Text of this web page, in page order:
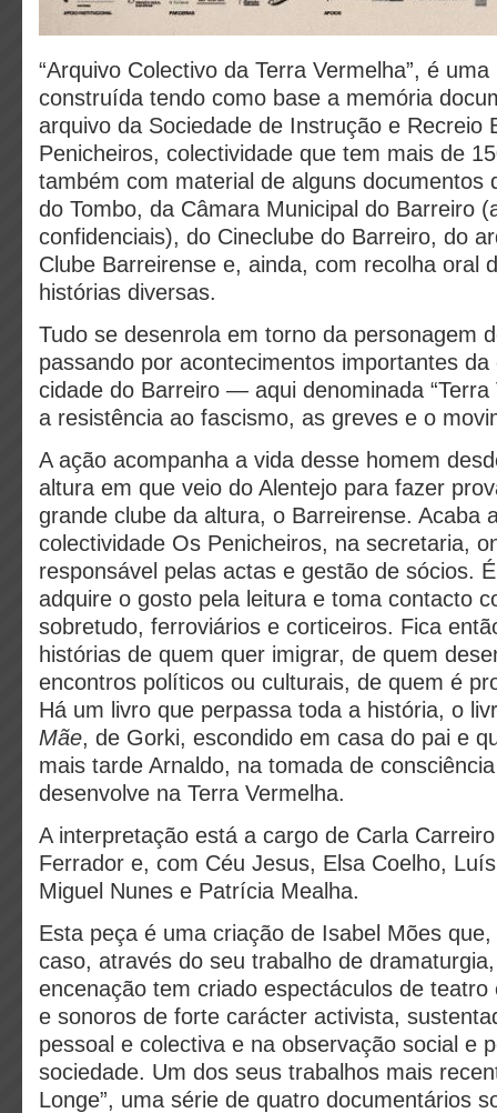
“Arquivo Colectivo da Terra Vermelha”, é
construída tendo como base a memória
arquivo da Sociedade de Instrução e Recreio
Penicheiros, colectividade que tem mais de
também com material de alguns documentos
do Tombo, da Câmara Municipal do Barreiro
confidenciais), do Cineclube do Barreiro, do
Clube Barreirense e, ainda, com recolha oral
histórias diversas.
Tudo se desenrola em torno da personagem
passando por acontecimentos importantes da
cidade do Barreiro — aqui denominada
a resistência ao fascismo, as greves e o
A ação acompanha a vida desse homem
altura em que veio do Alentejo para fazer
grande clube da altura, o Barreirense. Acaba
colectividade Os Penicheiros, na secretaria,
responsável pelas actas e gestão de sócios.
adquire o gosto pela leitura e toma contacto
sobretudo, ferroviários e corticeiros. Fica
histórias de quem quer imigrar, de quem
encontros políticos ou culturais, de quem é
Há um livro que perpassa toda a história, o
Mãe, de Gorki, escondido em casa do pai e
mais tarde Arnaldo, na tomada de
desenvolve na Terra Vermelha.
A interpretação está a cargo de Carla
Ferrador e, com Céu Jesus, Elsa Coelho,
Miguel Nunes e Patrícia Mealha.
Esta peça é uma criação de Isabel Mões
caso, através do seu trabalho de
encenação tem criado espectáculos de teatro
e sonoros de forte carácter activista,
pessoal e colectiva e na observação social e
sociedade. Um dos seus trabalhos mais
Longe”, uma série de quatro documentários